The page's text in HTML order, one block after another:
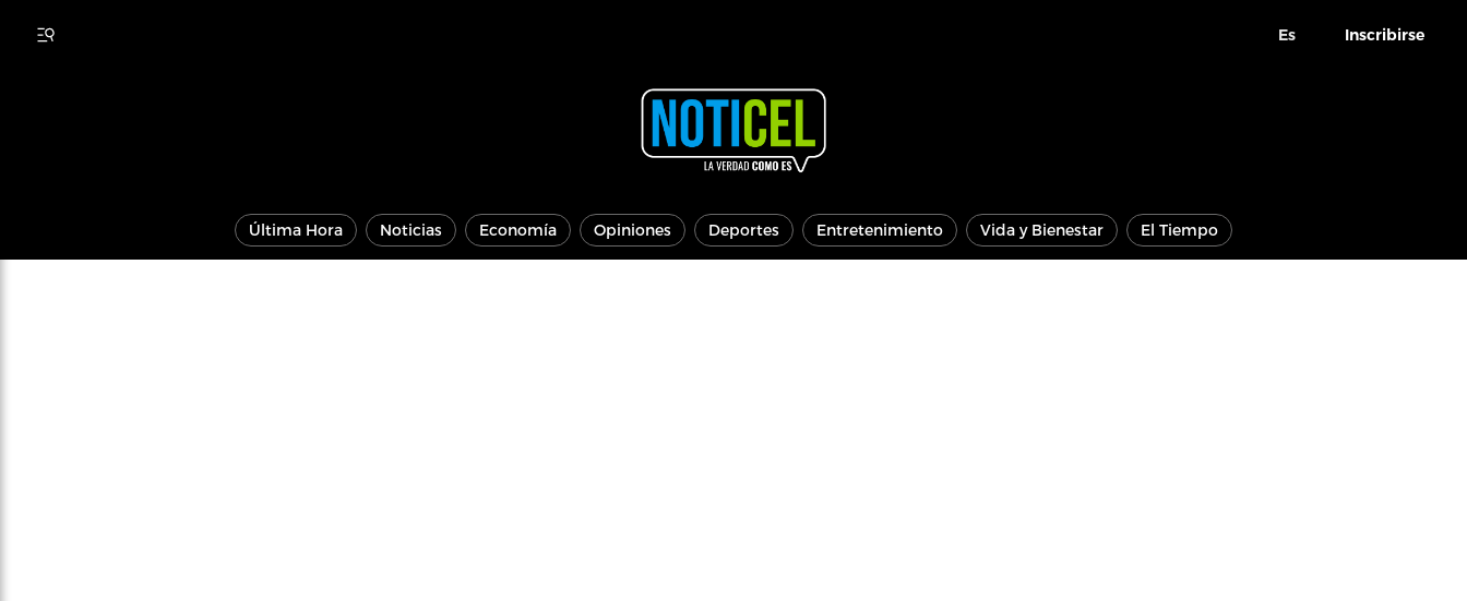
Es Inscribirse
Última Hora Noticias Economía Opiniones Deportes Entretenimiento Vida y Bienestar El Tiempo